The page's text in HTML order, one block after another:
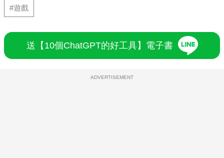
#遊戲
送【10個ChatGPT的好工具】電子書
ADVERTISEMENT